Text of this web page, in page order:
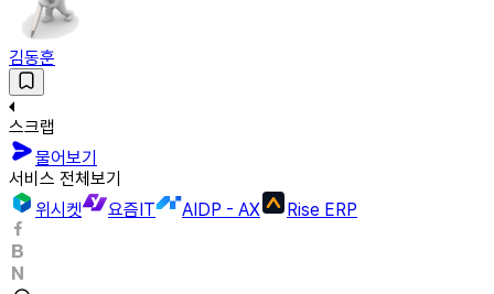
김동훈
스크랩
물어보기
서비스 전체보기
위시켓
요즘IT AIDP - AX Rise ERP